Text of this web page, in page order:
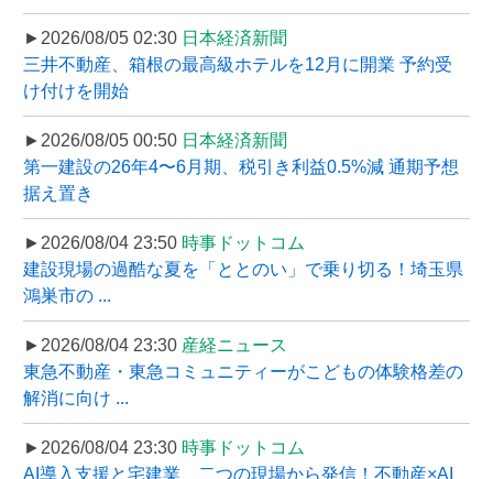
►2026/08/05 02:30 日本経済新聞
三井不動産、箱根の最高級ホテルを12月に開業 予約受
け付けを開始
►2026/08/05 00:50 日本経済新聞
第一建設の26年4〜6月期、税引き利益0.5%減 通期予想
据え置き
►2026/08/04 23:50 時事ドットコム
建設現場の過酷な夏を「ととのい」で乗り切る！埼玉県
鴻巣市の ...
►2026/08/04 23:30 産経ニュース
東急不動産・東急コミュニティーがこどもの体験格差の
解消に向け ...
►2026/08/04 23:30 時事ドットコム
AI導入支援と宅建業、二つの現場から発信！不動産×AI